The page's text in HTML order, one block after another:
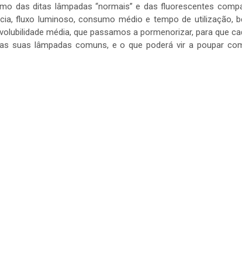
das ditas lâmpadas “normais” e das fluorescentes
fluxo luminoso, consumo médio e tempo de utilização,
média, que passamos a pormenorizar, para que
suas lâmpadas comuns, e o que poderá vir a poupar